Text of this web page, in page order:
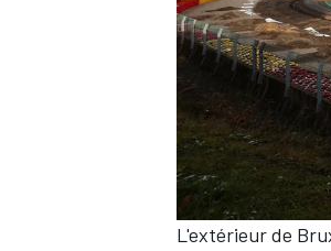
L'extérieur de